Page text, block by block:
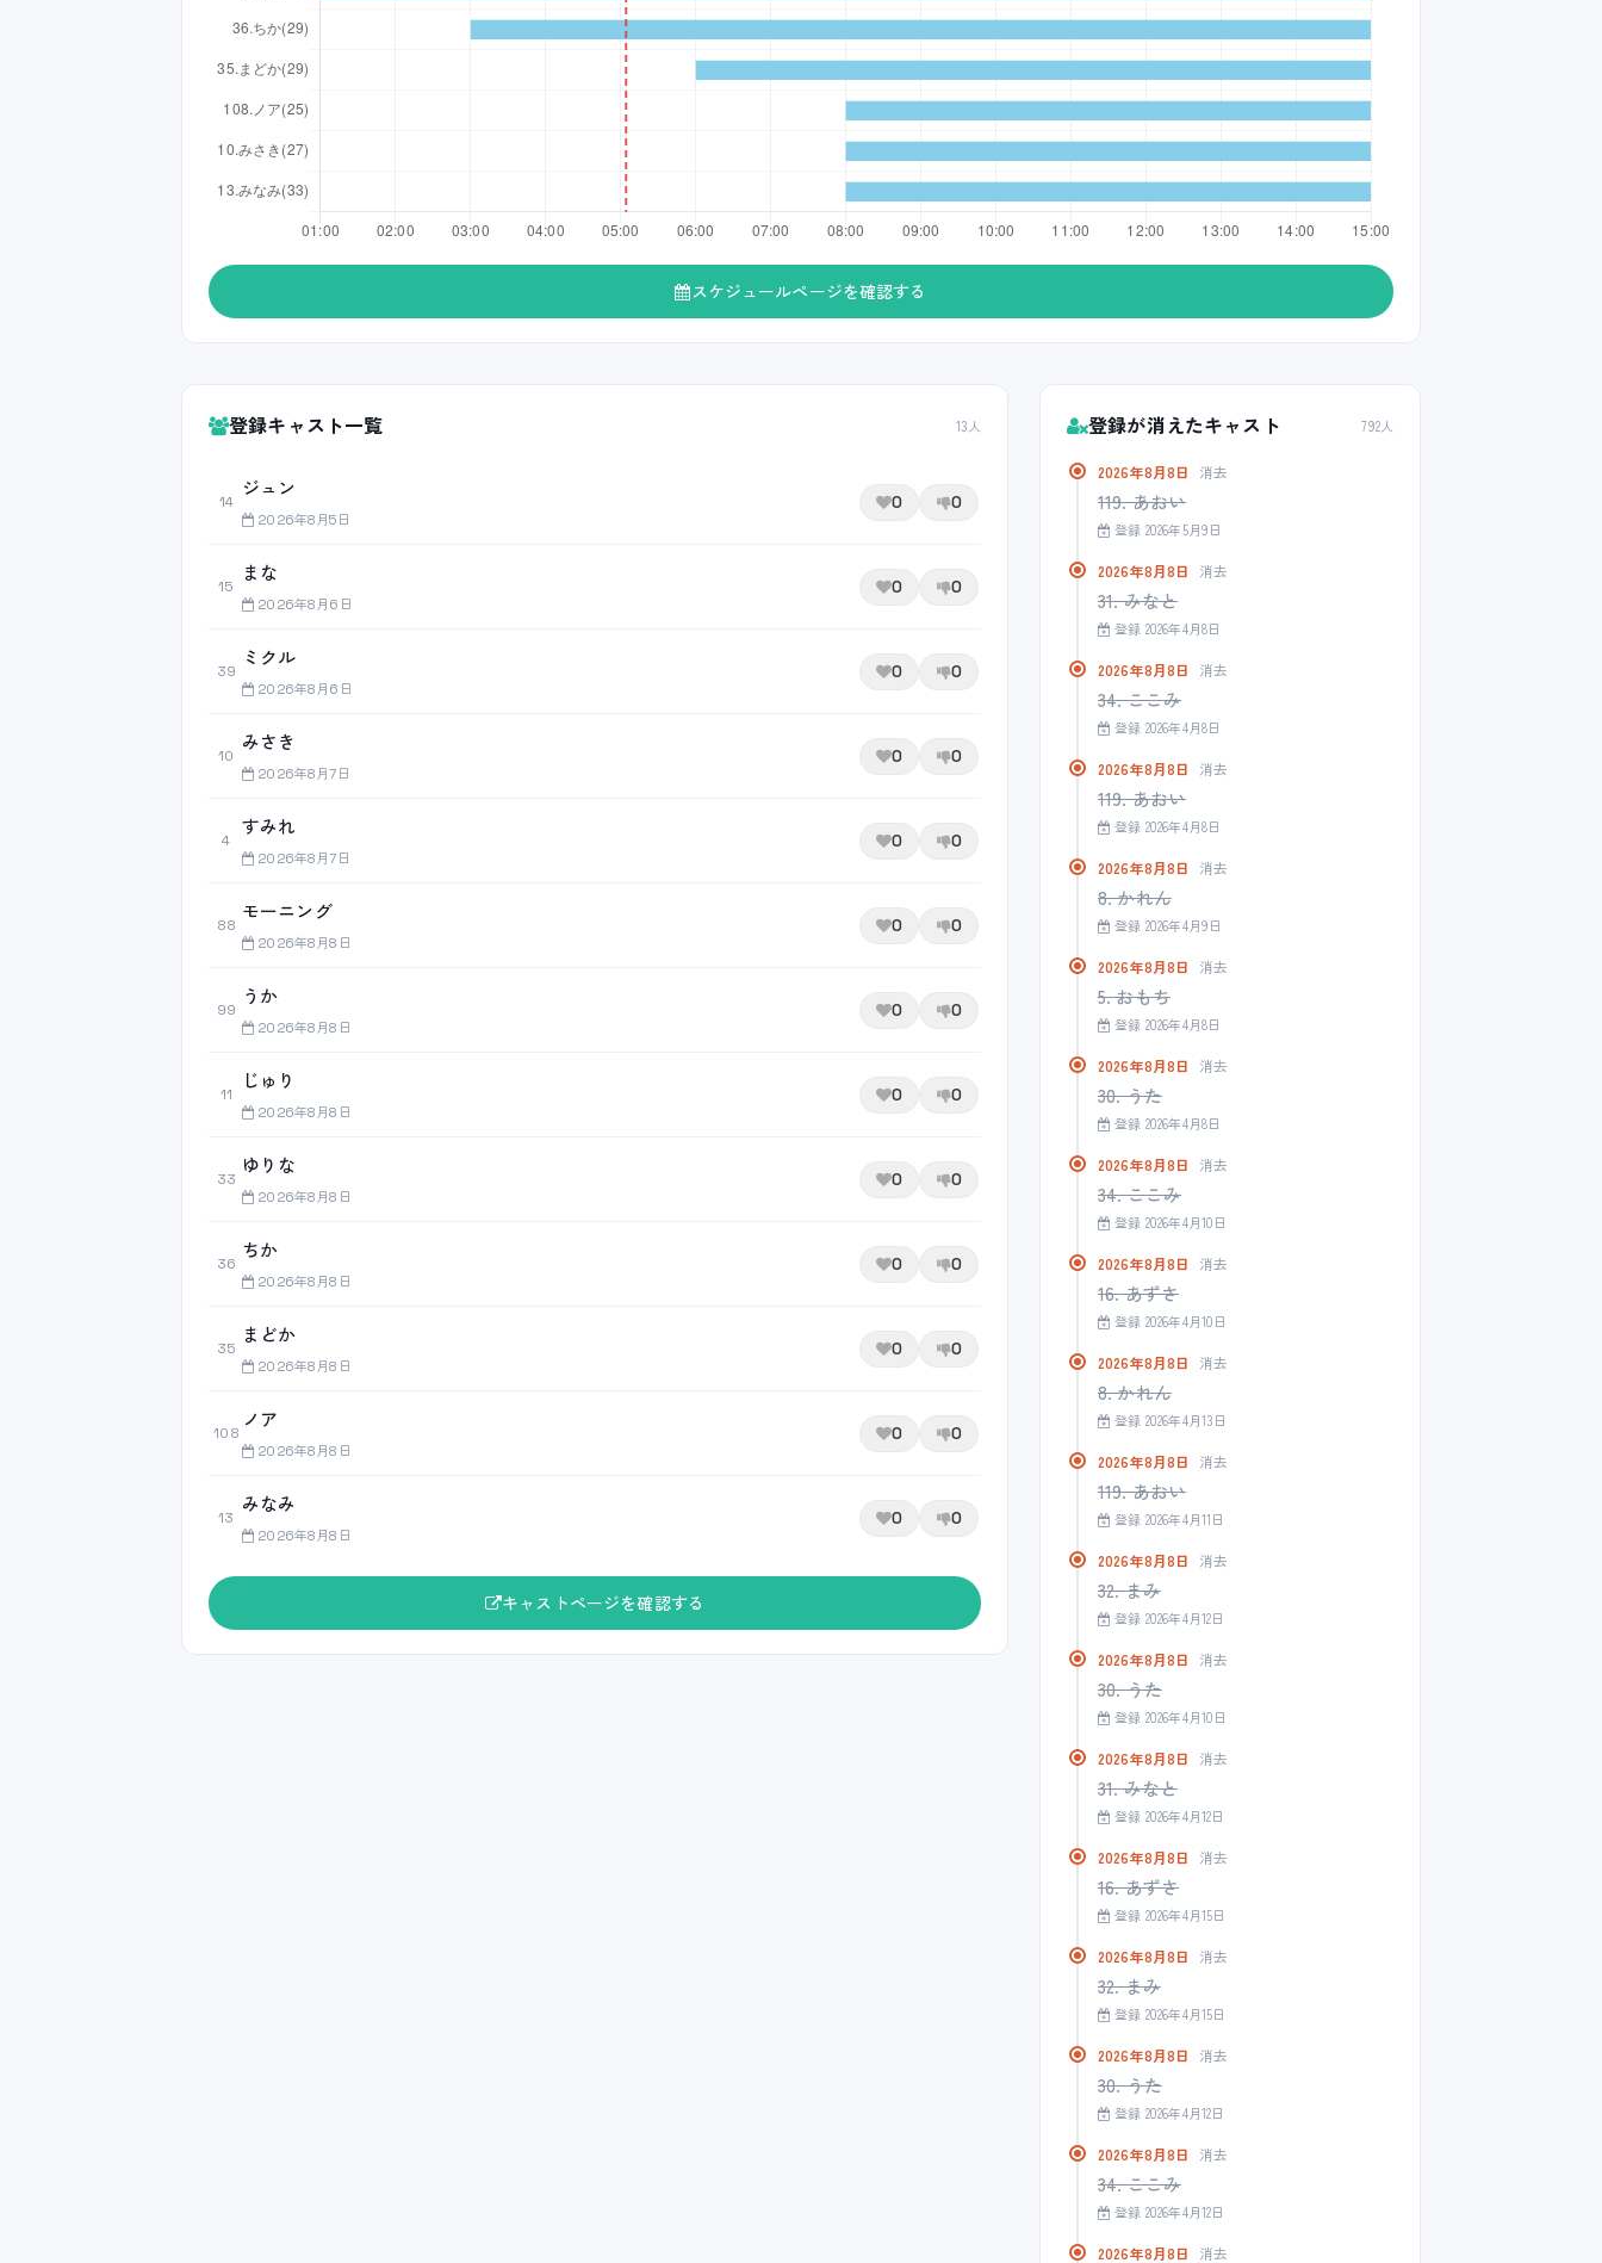
スケジュールページを確認する
登録キャスト一覧 13人
14
ジュン
2026年8月5日
0 0
15
まな
2026年8月6日
0 0
39
ミクル
2026年8月6日
0 0
10
みさき
2026年8月7日
0 0
4
すみれ
2026年8月7日
0 0
88
モーニング
2026年8月8日
0 0
99
うか
2026年8月8日
0 0
11
じゅり
2026年8月8日
0 0
33
ゆりな
2026年8月8日
0 0
36
ちか
2026年8月8日
0 0
35
まどか
2026年8月8日
0 0
108
ノア
2026年8月8日
0 0
13
みなみ
2026年8月8日
0 0
キャストページを確認する
登録が消えたキャスト 792人
2026年8月8日 消去
119. あおい
登録 2026年5月9日
2026年8月8日 消去
31. みなと
登録 2026年4月8日
2026年8月8日 消去
34. ここみ
登録 2026年4月8日
2026年8月8日 消去
119. あおい
登録 2026年4月8日
2026年8月8日 消去
8. かれん
登録 2026年4月9日
2026年8月8日 消去
5. おもち
登録 2026年4月8日
2026年8月8日 消去
30. うた
登録 2026年4月8日
2026年8月8日 消去
34. ここみ
登録 2026年4月10日
2026年8月8日 消去
16. あずさ
登録 2026年4月10日
2026年8月8日 消去
8. かれん
登録 2026年4月13日
2026年8月8日 消去
119. あおい
登録 2026年4月11日
2026年8月8日 消去
32. まみ
登録 2026年4月12日
2026年8月8日 消去
30. うた
登録 2026年4月10日
2026年8月8日 消去
31. みなと
登録 2026年4月12日
2026年8月8日 消去
16. あずさ
登録 2026年4月15日
2026年8月8日 消去
32. まみ
登録 2026年4月15日
2026年8月8日 消去
30. うた
登録 2026年4月12日
2026年8月8日 消去
34. ここみ
登録 2026年4月12日
2026年8月8日 消去